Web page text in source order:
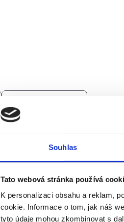
Souhlas
Tato webová stránka používá
K personalizaci obsahu a reklam,
cookie. Informace o tom, jak náš
tyto údaje mohou zkombinovat s